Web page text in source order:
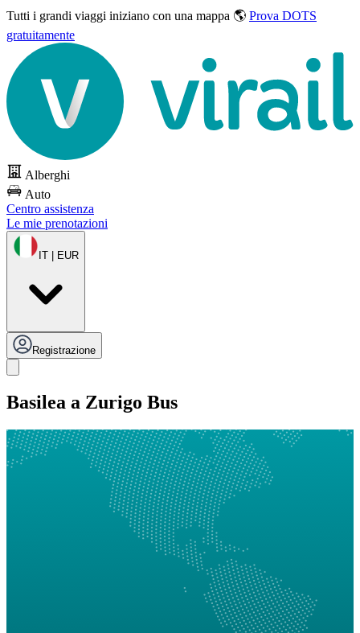
Tutti i grandi viaggi iniziano con una mappa 🌎 Prova DOTS
gratuitamente
Alberghi
Auto
Centro assistenza
Le mie prenotazioni
IT | EUR
Registrazione
Basilea a Zurigo Bus